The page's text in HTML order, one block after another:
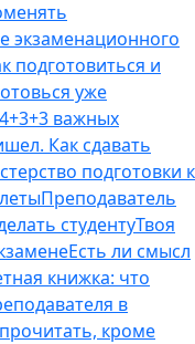
экзаменационного
подготовиться и
уже
важных
Как сдавать
подготовки к
Преподаватель
студентуТвоя
Есть ли смысл
книжка: что
в
кроме